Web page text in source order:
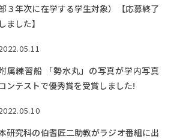
３年次に在学する学生対象）【応募終了
しました】
属練習船 「勢水丸」の写真が学内写真
ンテストで優秀賞を受賞しました!
研究科の伯耆匠二助教がラジオ番組に出